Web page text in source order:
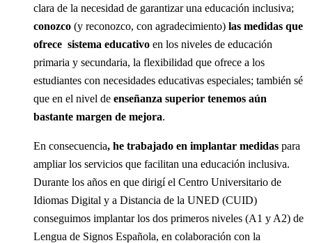
clara de la necesidad de garantizar una educación inclusiva;
conozco (y reconozco, con agradecimiento) las medidas que
ofrece sistema educativo en los niveles de educación
primaria y secundaria, la flexibilidad que ofrece a los
estudiantes con necesidades educativas especiales; también sé
que en el nivel de enseñanza superior tenemos aún
bastante margen de mejora.
En consecuencia, he trabajado en implantar medidas para
ampliar los servicios que facilitan una educación inclusiva.
Durante los años en que dirigí el Centro Universitario de
Idiomas Digital y a Distancia de la UNED (CUID)
conseguimos implantar los dos primeros niveles (A1 y A2) de
Lengua de Signos Española, en colaboración con la